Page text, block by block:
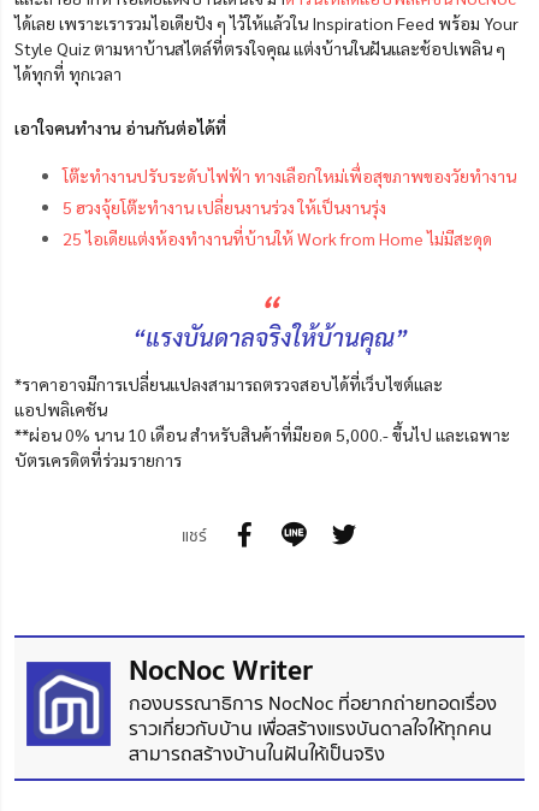
ได้เลย เพราะเรารวมไอเดียปัง ๆ ไว้ให้แล้วใน Inspiration Feed พร้อม Your
Style Quiz ตามหาบ้านสไตล์ที่ตรงใจคุณ แต่งบ้านในฝันและช้อปเพลิน ๆ
ได้ทุกที่ ทุกเวลา
เอาใจคนทำงาน อ่านกันต่อได้ที่
โต๊ะทำงานปรับระดับไฟฟ้า ทางเลือกใหม่เพื่อสุขภาพของวัยทำงาน
5 ฮวงจุ้ยโต๊ะทำงาน เปลี่ยนงานร่วง ให้เป็นงานรุ่ง
25 ไอเดียแต่งห้องทำงานที่บ้านให้ Work from Home ไม่มีสะดุด
“
“แรงบันดาลจริงให้บ้านคุณ”
*ราคาอาจมีการเปลี่ยนแปลงสามารถตรวจสอบได้ที่เว็บไซต์และ
แอปพลิเคชัน
**ผ่อน 0% นาน 10 เดือน สำหรับสินค้าที่มียอด 5,000.- ขึ้นไป และเฉพาะ
บัตรเครดิตที่ร่วมรายการ
แชร์
NocNoc Writer
กองบรรณาธิการ NocNoc ที่อยากถ่ายทอดเรื่อง
ราวเกี่ยวกับบ้าน เพื่อสร้างแรงบันดาลใจให้ทุกคน
สามารถสร้างบ้านในฝันให้เป็นจริง